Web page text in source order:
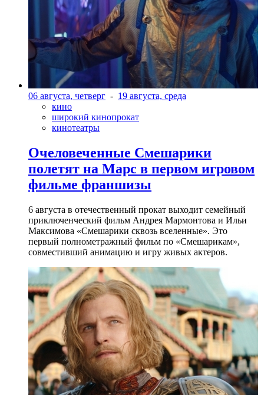
06 августа, четверг - 19 августа, среда
кино
широкий кинопрокат
кинотеатры
Очеловеченные Смешарики
полетят на Марс в первом игровом
фильме франшизы
6 августа в отечественный прокат выходит семейный
приключенческий фильм Андрея Мармонтова и Ильи
Максимова «Смешарики сквозь вселенные». Это
первый полнометражный фильм по «Смешарикам»,
совместивший анимацию и игру живых актеров.